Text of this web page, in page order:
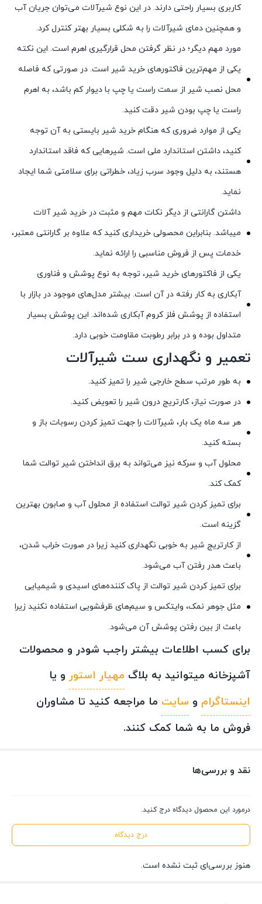
کاربری بسیار راحتی دارند. در این نوع شیرآلات می‌توان جریان آب
و همچنین دمای شیرآلات را به شکلی بسیار بهتر کنترل کرد.
مورد مهم دیگر؛ در نظر گرفتن محل قرارگیری اهرم است. این نکته
یکی از مهم‌ترین فاکتورهای خرید شیر است. در صورتی که فاصله
محل نصب شیر از سمت راست یا چپ با دیوار کم باشد، به اهرم
راست یا چپ بودن شیر دقت کنید.
یکی از موارد ضروری که هنگام خرید شیر بایستی به آن توجه
کنید، داشتن استاندارد ملی است. شیرهایی که فاقد استاندارد
هستند، به دلیل وجود سرب زیاد، خطراتی برای سلامتی شما ایجاد
نماید.
داشتن گارانتی از دیگر نکات مهم و مثبت در خرید شیر آلات
میباشد. بنابراین محصولی خریداری کنید که علاوه بر گارانتی معتبر،
خدمات پس از فروش مناسبی را ارائه نماید.
یکی از فاکتورهای خرید شیر، توجه به نوع پوشش و فناوری
آبکاری به کار رفته در آن است. بیشتر مدل‌های موجود در بازار با
استفاده از پوشش فلز کروم آبکاری شده‌اند. این پوشش بسیار
متداول بوده و در برابر رطوبت مقاومت خوبی دارد.
تعمیر و نگهداری ست شیرآلات
به طور مرتب سطح خارجی شیر را تمیز کنید.
در صورت نیاز، کارتریج درون شیر را تعویض کنید.
هر سه ماه یک بار، شیرآلات را جهت تمیز کردن رسوبات باز و
بسته کنید.
محلول آب و سرکه نیز می‌تواند به برق انداختن شیر توالت شما
کمک کند.
برای تمیز کردن شیر توالت استفاده از محلول آب و صابون بهترین
گزینه است.
از کارتریج شیر به خوبی نگهداری کنید زیرا در صورت خراب شدن،
باعث هدر رفتن آب می‌شود.
برای تمیز کردن شیر توالت از پاک کننده‌های اسیدی و شیمیایی
مثل جوهر نمک، وایتکس و سیم‌های ظرفشویی استفاده نکنید زیرا
باعث از بین رفتن پوشش آن می‌شود.
برای کسب اطلاعات بیشتر راجب شودر و محصولات
آشپزخانه میتوانید به بلاگ مهیار استور و یا
اینستاگرام و سایت ما مراجعه کنید تا مشاوران
فروش ما به شما کمک کنند.
نقد و بررسی‌ها
درمورد این محصول دیدگاه درج کنید.
درج دیدگاه
هنوز بررسی‌ای ثبت نشده است.